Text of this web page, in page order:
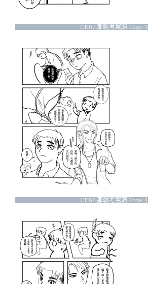
CH07 那就考駕照 Page.5
CH07 那就考駕照 Page.4